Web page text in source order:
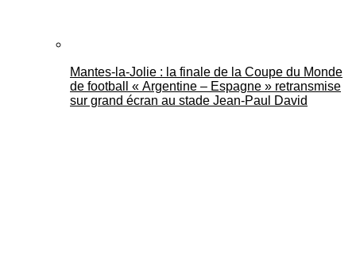
Mantes-la-Jolie : la finale de la Coupe du Monde
de football « Argentine – Espagne » retransmise
sur grand écran au stade Jean-Paul David